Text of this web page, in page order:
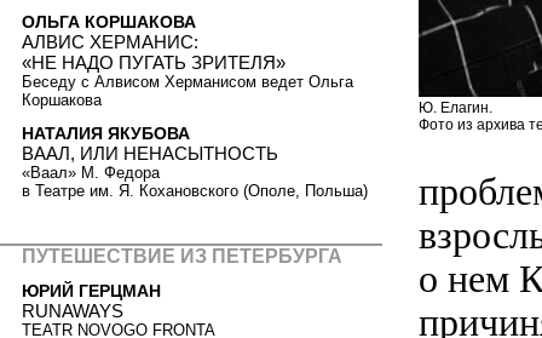
Ю. Елагин.
Фото из архива
о нем
ОЛЬГА КОРШАКОВА
АЛВИС ХЕРМАНИС:
«НЕ НАДО ПУГАТЬ ЗРИТЕЛЯ»
Беседу с Алвисом Херманисом ведет Ольга
Коршакова
НАТАЛИЯ ЯКУБОВА
ВААЛ, ИЛИ НЕНАСЫТНОСТЬ
«Ваал» М. Федора
в Театре им. Я. Кохановского (Ополе, Польша)
ПУТЕШЕСТВИЕ ИЗ ПЕТЕРБУРГА
ЮРИЙ ГЕРЦМАН
RUNAWAYS
TEATR NOVOGO FRONTA